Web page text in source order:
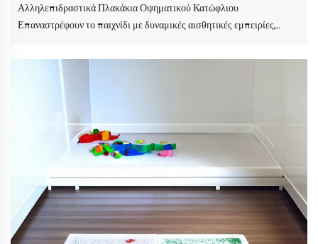
Αλληλεπιδραστικά Πλακάκια Οψηματικού Κατώφλιου
Επαναστρέφουν το παιχνίδι με δυναμικές αισθητικές εμπειρίες,
για όλες τις ηλικίες. Ανακαλύψτε τα Πλακάκια Οψηματικού
Κατώφλιου HF Sensory Liquid Floor στο για καινοτόμες λύσεις.